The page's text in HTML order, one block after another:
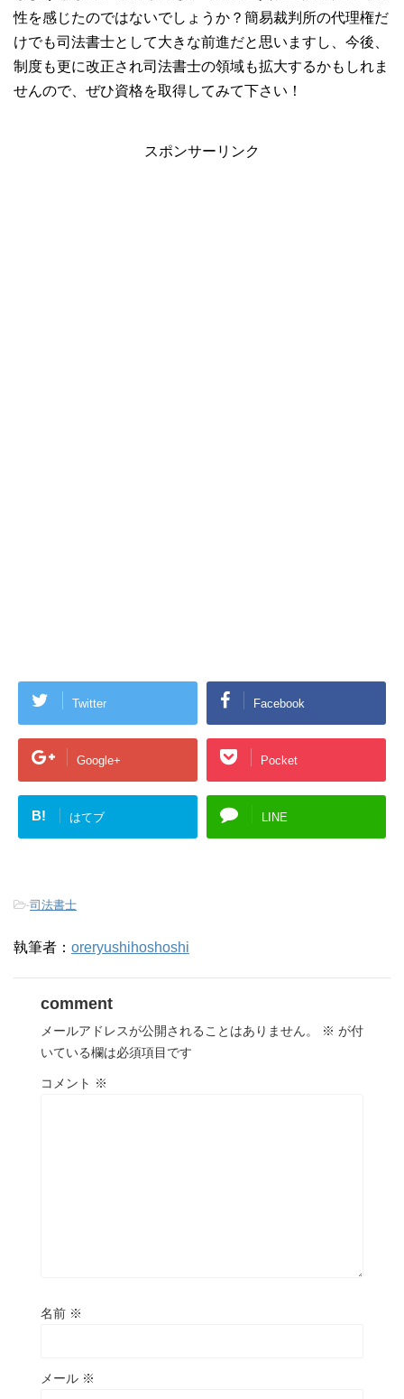
性を感じたのではないでしょうか？簡易裁判所の代理権だ
けでも司法書士として大きな前進だと思いますし、今後、
制度も更に改正され司法書士の領域も拡大するかもしれま
せんので、ぜひ資格を取得してみて下さい！
スポンサーリンク
Twitter Facebook
Google+ Pocket
B! はてブ LINE
-司法書士
執筆者： oreryushihoshoshi
comment
メールアドレスが公開されることはありません。 ※ が付
いている欄は必須項目です
コメント ※
名前 ※
メール ※